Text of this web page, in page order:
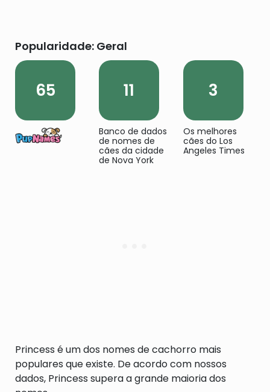
Popularidade: Geral
65 11
Banco de dados
de nomes de
cães da cidade
de Nova York
3
Os melhores
cães do Los
Angeles Times
Princess é um dos nomes de cachorro mais
populares que existe. De acordo com nossos
dados, Princess supera a grande maioria dos